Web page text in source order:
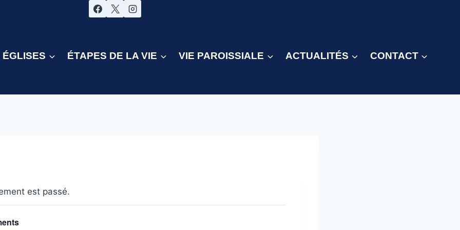
ÉGLISES ÉTAPES DE LA VIE VIE PAROISSIALE ACTUALITÉS CONTACT
est passé.